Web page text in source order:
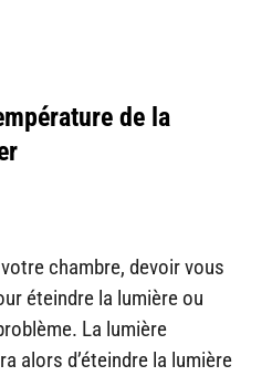
de la
chambre, devoir vous
éteindre la lumière ou
La lumière
alors d’éteindre la lumière